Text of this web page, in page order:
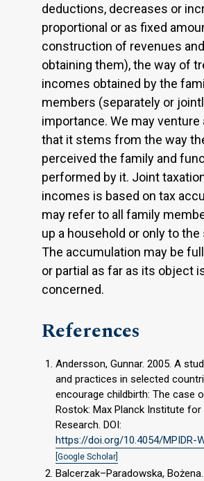
deductions, decreases or
proportional or as fixed
construction of revenues
obtaining them), the way of
incomes obtained by the
members (separately or
importance. We may venture
that it stems from the way
perceived the family and
performed by it. Joint
incomes is based on tax
may refer to all family
up a household or only to
The accumulation may be
or partial as far as its object
concerned.
References
Andersson, Gunnar. 2005. A
and practices in selected
encourage childbirth: The case
Rostok: Max Planck Institute for
Research. DOI:
https://doi.org/10.4054/MPIDR-
[Google Scholar]
Balcerzak–Paradowska,